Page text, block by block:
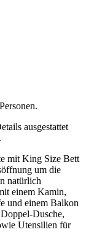
ausgestattet
mit King Size Bett
um die
natürlich
einem Kamin,
und einem Balkon
Dusche,
Utensilien für